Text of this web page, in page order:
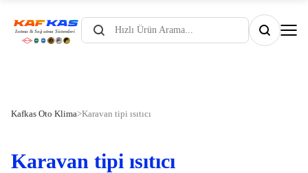
Products
search
Kafkas Oto Klima>Karavan tipi ısıtıcı
Karavan tipi ısıtıcı